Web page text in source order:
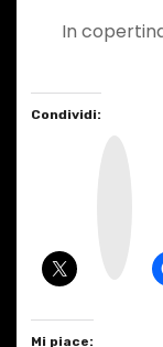
In
Condividi:
Mi piace: